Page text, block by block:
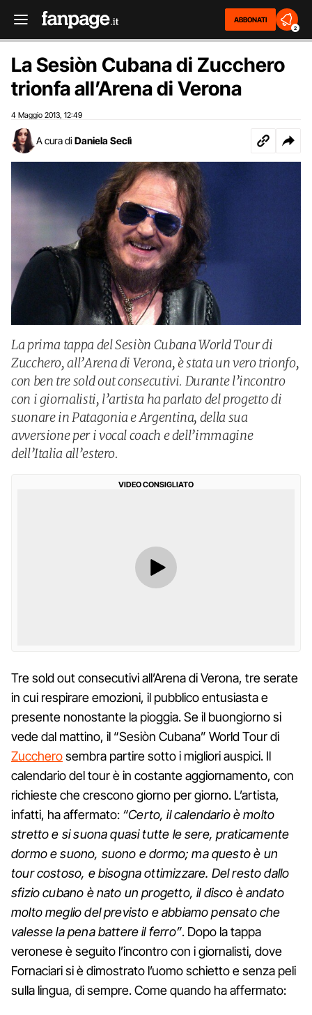
ABBONATI
2
La Sesiòn Cubana di Zucchero
trionfa all’Arena di Verona
4 Maggio 2013 12:49
A cura di Daniela Seclì
La prima tappa del Sesiòn Cubana World Tour di
Zucchero, all’Arena di Verona, è stata un vero trionfo,
con ben tre sold out consecutivi. Durante l’incontro
con i giornalisti, l’artista ha parlato del progetto di
suonare in Patagonia e Argentina, della sua
avversione per i vocal coach e dell’immagine
dell’Italia all’estero.
VIDEO CONSIGLIATO
Tre sold out consecutivi all’Arena di Verona, tre serate
in cui respirare emozioni, il pubblico entusiasta e
presente nonostante la pioggia. Se il buongiorno si
vede dal mattino, il “Sesiòn Cubana” World Tour di
Zuccherosembra partire sotto i migliori auspici. Il
calendario del tour è in costante aggiornamento, con
richieste che crescono giorno per giorno. L’artista,
infatti, ha affermato: “Certo, il calendario è molto
stretto e si suona quasi tutte le sere, praticamente
dormo e suono, suono e dormo; ma questo è un
tour costoso, e bisogna ottimizzare. Del resto dallo
sfizio cubano è nato un progetto, il disco è andato
molto meglio del previsto e abbiamo pensato che
valesse la pena battere il ferro”. Dopo la tappa
veronese è seguito l’incontro con i giornalisti, dove
Fornaciari si è dimostrato l’uomo schietto e senza peli
sulla lingua, di sempre. Come quando ha affermato: